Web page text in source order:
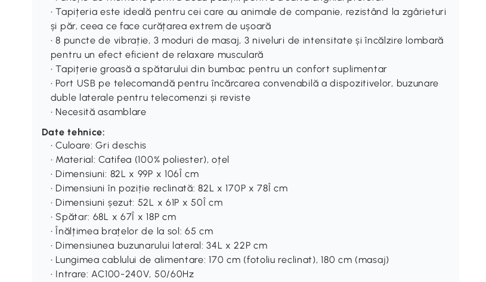
• Tapițeria este ideală pentru cei care au animale de companie, rezistând la zgârieturi
și păr, ceea ce face curățarea extrem de ușoară
• 8 puncte de vibrație, 3 moduri de masaj, 3 niveluri de intensitate și încălzire lombară
pentru un efect eficient de relaxare musculară
• Tapițerie groasă a spătarului din bumbac pentru un confort suplimentar
• Port USB pe telecomandă pentru încărcarea convenabilă a dispozitivelor, buzunare
duble laterale pentru telecomenzi și reviste
• Necesită asamblare
Date tehnice:
• Culoare: Gri deschis
• Material: Catifea (100% poliester), oțel
• Dimensiuni: 82L x 99P x 106Î cm
• Dimensiuni în poziție reclinată: 82L x 170P x 78Î cm
• Dimensiuni șezut: 52L x 61P x 50Î cm
• Spătar: 68L x 67Î x 18P cm
• Înălțimea brațelor de la sol: 65 cm
• Dimensiunea buzunarului lateral: 34L x 22P cm
• Lungimea cablului de alimentare: 170 cm (fotoliu reclinat), 180 cm (masaj)
• Intrare: AC100-240V, 50/60Hz